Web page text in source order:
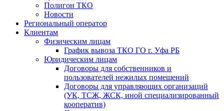
Полигон ТКО
Новости
Региональный оператор
Клиентам
Физическим лицам
График вывоза ТКО ГО г. Уфа РБ
Юридическим лицам
Договоры для собственников и
пользователей нежилых помещений
Договоры для управляющих организаций
(УК, ТСЖ, ЖСК, иной специализированный
кооператив)